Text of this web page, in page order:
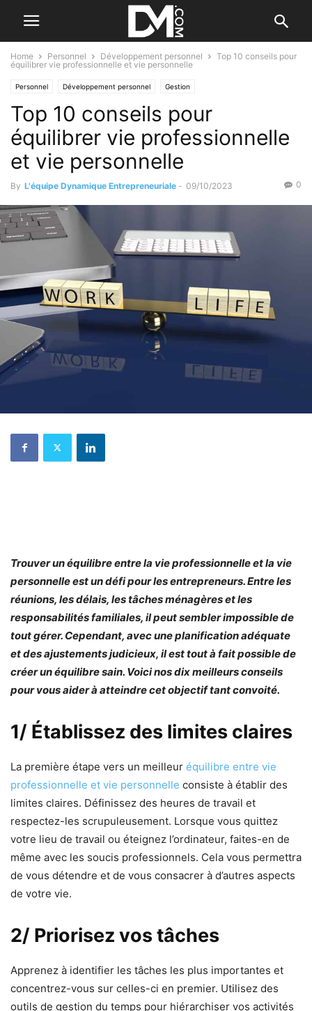
Home Personnel Développement personnel
Top 10 conseils pour
équilibrer vie professionnelle et vie personnelle
Personnel Développement personnel Gestion
Gestion du temps et du stress
Top 10 conseils pour
équilibrer vie professionnelle
et vie personnelle
By L'équipe Dynamique Entrepreneuriale - 09/10/2023 0
Trouver un équilibre entre la vie professionnelle et la vie
personnelle est un défi pour les entrepreneurs. Entre les
réunions, les délais, les tâches ménagères et les
responsabilités familiales, il peut sembler impossible de
tout gérer. Cependant, avec une planification adéquate
et des ajustements judicieux, il est tout à fait possible de
créer un équilibre sain. Voici nos dix meilleurs conseils
pour vous aider à atteindre cet objectif tant convoité.
1/ Établissez des limites claires
La première étape vers un meilleur équilibre entre vie
professionnelle et vie personnelle consiste à établir des
limites claires. Définissez des heures de travail et
respectez-les scrupuleusement. Lorsque vous quittez
votre lieu de travail ou éteignez l’ordinateur, faites-en de
même avec les soucis professionnels. Cela vous permettra
de vous détendre et de vous consacrer à d’autres aspects
de votre vie.
2/ Priorisez vos tâches
Apprenez à identifier les tâches les plus importantes et
concentrez-vous sur celles-ci en premier. Utilisez des
outils de gestion du temps pour hiérarchiser vos activités